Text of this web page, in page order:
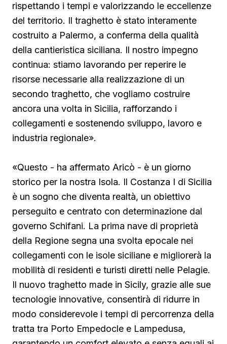
rispettando i tempi e valorizzando le eccellenze
del territorio. Il traghetto è stato interamente
costruito a Palermo, a conferma della qualità
della cantieristica siciliana. Il nostro impegno
continua: stiamo lavorando per reperire le
risorse necessarie alla realizzazione di un
secondo traghetto, che vogliamo costruire
ancora una volta in Sicilia, rafforzando i
collegamenti e sostenendo sviluppo, lavoro e
industria regionale».
«Questo - ha affermato Aricò - è un giorno
storico per la nostra Isola. Il Costanza I di Sicilia
è un sogno che diventa realtà, un obiettivo
perseguito e centrato con determinazione dal
governo Schifani. La prima nave di proprietà
della Regione segna una svolta epocale nei
collegamenti con le isole siciliane e migliorerà la
mobilità di residenti e turisti diretti nelle Pelagie.
Il nuovo traghetto made in Sicily, grazie alle sue
tecnologie innovative, consentirà di ridurre in
modo considerevole i tempi di percorrenza della
tratta tra Porto Empedocle e Lampedusa,